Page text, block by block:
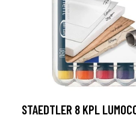
STAEDTLER 8 KPL